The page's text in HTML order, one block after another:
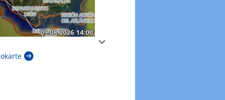
Windböen heute